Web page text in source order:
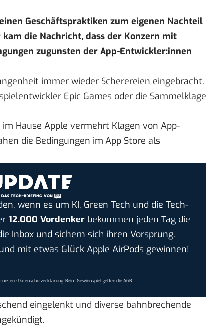
Geschäftspraktiken zum eigenen Nachteil
die Nachricht, dass der Konzern mit
zugunsten der App-Entwickler:innen
immer wieder Scherereien eingebracht.
Epic Games oder die Sammelklage
Hause Apple vermehrt Klagen von App-
die Bedingungen im App Store als
wenn es um KI, Green Tech und die Tech-
12.000 Vordenkerbekommen jeden Tag die
Inbox und sichern sich ihren Vorsprung.
mit etwas Glück Apple AirPods gewinnen!
unsereDatenschutzerklärung. Beim Gewinnspiel gelten dieAGB.
eingelenkt und diverse bahnbrechende